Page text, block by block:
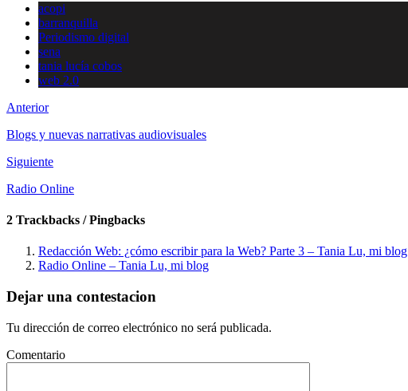
acopi
barranquilla
Periodismo digital
sena
tania lucía cobos
web 2.0
Anterior
Blogs y nuevas narrativas audiovisuales
Siguiente
Radio Online
2 Trackbacks / Pingbacks
Redacción Web: ¿cómo escribir para la Web? Parte 3 – Tania Lu, mi blog
Radio Online – Tania Lu, mi blog
Dejar una contestacion
Tu dirección de correo electrónico no será publicada.
Comentario